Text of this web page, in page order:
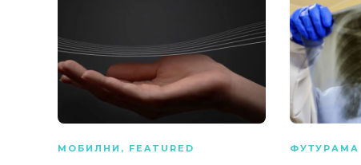
МОБИЛНИ , FEATURED ФУТУРАМА